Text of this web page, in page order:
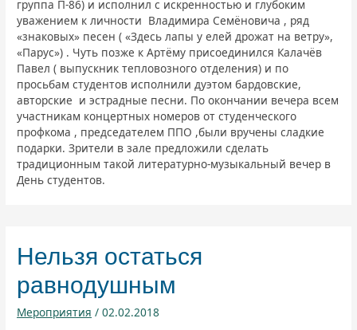
группа П-86) и исполнил с искренностью и глубоким
уважением к личности Владимира Семёновича , ряд
«знаковых» песен ( «Здесь лапы у елей дрожат на ветру»,
«Парус») . Чуть позже к Артёму присоединился Калачёв
Павел ( выпускник тепловозного отделения) и по
просьбам студентов исполнили дуэтом бардовские,
авторские и эстрадные песни. По окончании вечера всем
участникам концертных номеров от студенческого
профкома , председателем ППО ,были вручены сладкие
подарки. Зрители в зале предложили сделать
традиционным такой литературно-музыкальный вечер в
День студентов.
Нельзя остаться
равнодушным
Мероприятия /02.02.2018